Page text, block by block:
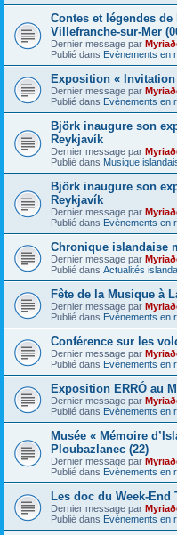
Contes et légendes
Villefranche-sur-Mer
Dernier message par
Publié dans Evènements en
Exposition « Invitation
Dernier message par
Publié dans Evènements en
Björk inaugure son
Reykjavík
Dernier message par
Publié dans Musique
Björk inaugure son
Reykjavík
Dernier message par
Publié dans Evènements en
Chronique islandaise
Dernier message par
Publié dans Actualités
Fête de la Musique à
Dernier message par
Publié dans Evènements en
Conférence sur les
Dernier message par
Publié dans Evènements en
Exposition ERRÓ au
Dernier message par
Publié dans Evènements en
Musée « Mémoire
Ploubazlanec (22)
Dernier message par
Publié dans Evènements en
Les doc du Week-End
Dernier message par
Publié dans Evènements en